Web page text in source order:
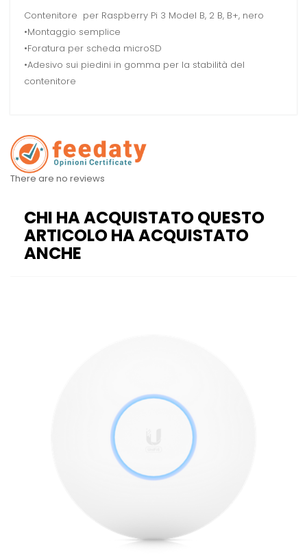
Contenitore per Raspberry Pi 3 Model B, 2 B, B+, nero
•Montaggio semplice
•Foratura per scheda microSD
•Adesivo sui piedini in gomma per la stabilità del
contenitore
There are no reviews
CHI HA ACQUISTATO QUESTO
ARTICOLO HA ACQUISTATO
ANCHE